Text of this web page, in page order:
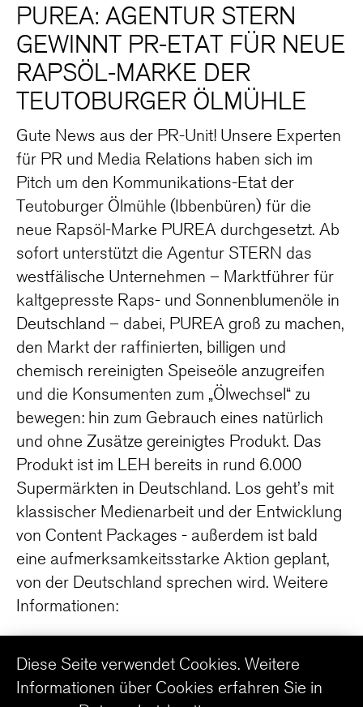
PUREA: AGENTUR STERN
GEWINNT PR-ETAT FÜR NEUE
RAPSÖL-MARKE DER
TEUTOBURGER ÖLMÜHLE
Gute News aus der PR-Unit! Unsere Experten
für PR und Media Relations haben sich im
Pitch um den Kommunikations-Etat der
Teutoburger Ölmühle (Ibbenbüren) für die
neue Rapsöl-Marke PUREA durchgesetzt. Ab
sofort unterstützt die Agentur STERN das
westfälische Unternehmen – Marktführer für
kaltgepresste Raps- und Sonnenblumenöle in
Deutschland – dabei, PUREA groß zu machen,
den Markt der raffinierten, billigen und
chemisch rereinigten Speiseöle anzugreifen
und die Konsumenten zum „Ölwechsel“ zu
bewegen: hin zum Gebrauch eines natürlich
und ohne Zusätze gereinigtes Produkt. Das
Produkt ist im LEH bereits in rund 6.000
Supermärkten in Deutschland. Los geht’s mit
klassischer Medienarbeit und der Entwicklung
von Content Packages - außerdem ist bald
eine aufmerksamkeitsstarke Aktion geplant,
von der Deutschland sprechen wird. Weitere
Informationen:
WWW.PUREA-OEL.DE
Diese Seite verwendet Cookies. Weitere
Informationen über Cookies erfahren Sie in